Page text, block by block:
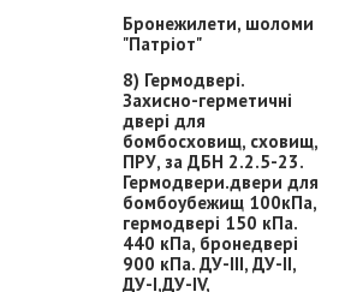
Бронежилети, шоломи
"Патріот"
8) Гермодвері.
Захисно-герметичні
двері для
бомбосховищ, сховищ,
ПРУ, за ДБН 2.2.5-23.
Гермодвери.двери для
бомбоубежищ 100кПа,
гермодвері 150 кПа.
440 кПа, бронедвері
900 кПа. ДУ-ІІІ, ДУ-ІІ,
ДУ-І,ДУ-ІV,